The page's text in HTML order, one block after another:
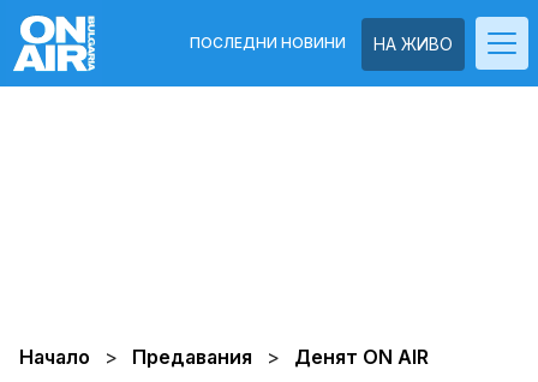
НА ЖИВО
ПОСЛЕДНИ НОВИНИ
Начало Предавания Денят ON AIR